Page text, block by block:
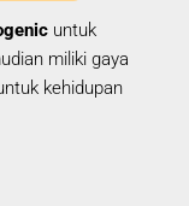
untuk
miliki gaya
kehidupan